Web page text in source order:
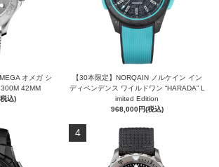
オメガ シ
42MM
込)
【30本限定】NORQAIN ノルケイン イン
ディペンデンス ワイルドワン “HARADA” L
imited Edition
968,000円(税込)
4